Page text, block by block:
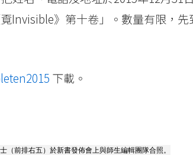
Invisible》第十卷」。數量有限，先
下載。
前排右五）於新書發佈會上與師生編輯團隊合照。